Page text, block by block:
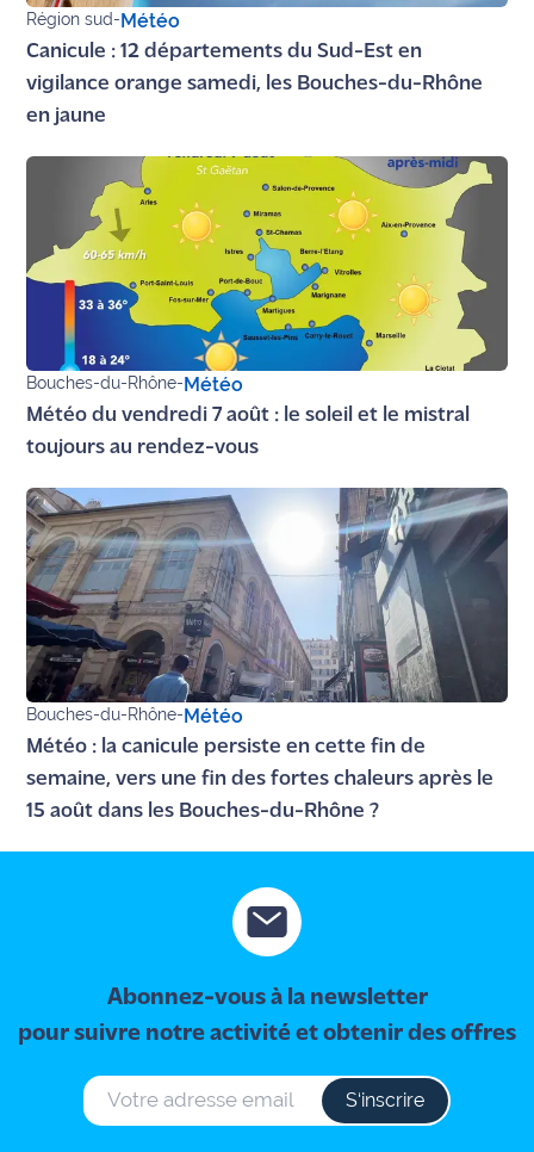
Ecouter
et voir
Maritima
nous ?
Devenir
annonceur
Recrutement
Mention
légales
générales
d'utilisation du
site maritima.fr
Archives
Région sud-Météo
Canicule : 12 départements du Sud-Est en
vigilance orange samedi, les Bouches-du-Rhône
en jaune
Bouches-du-Rhône-Météo
Météo du vendredi 7 août : le soleil et le mistral
toujours au rendez-vous
Bouches-du-Rhône-Météo
Météo : la canicule persiste en cette fin de
semaine, vers une fin des fortes chaleurs après le
15 août dans les Bouches-du-Rhône ?
Abonnez-vous à la newsletter
pour suivre notre activité et obtenir des offres
S‘inscrire